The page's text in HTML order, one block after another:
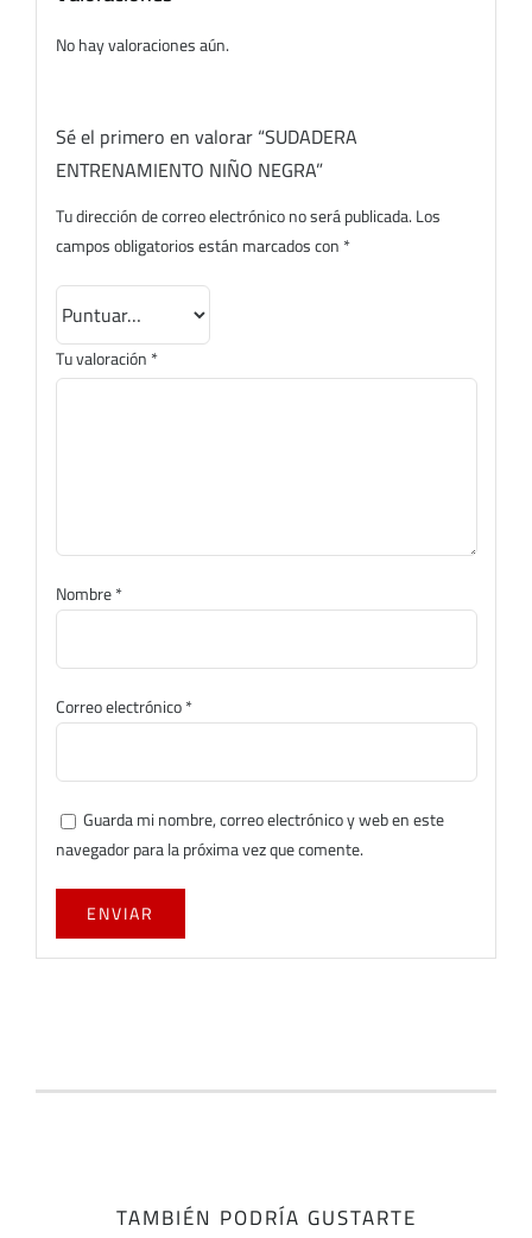
No hay valoraciones aún.
Sé el primero en valorar “SUDADERA
ENTRENAMIENTO NIÑO NEGRA”
Tu dirección de correo electrónico no será publicada.Los
campos obligatorios están marcados con*
Tu valoración*
Nombre*
Correo electrónico*
Guarda mi nombre, correo electrónico y web en este
navegador para la próxima vez que comente.
TAMBIÉN PODRÍA GUSTARTE